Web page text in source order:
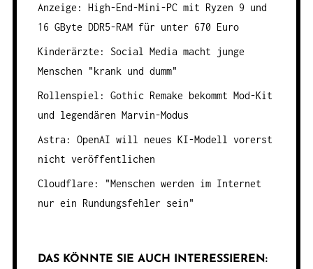
Anzeige: High-End-Mini-PC mit Ryzen 9 und
16 GByte DDR5-RAM für unter 670 Euro
Kinderärzte: Social Media macht junge
Menschen "krank und dumm"
Rollenspiel: Gothic Remake bekommt Mod-Kit
und legendären Marvin-Modus
Astra: OpenAI will neues KI-Modell vorerst
nicht veröffentlichen
Cloudflare: "Menschen werden im Internet
nur ein Rundungsfehler sein"
DAS KÖNNTE SIE AUCH INTERESSIEREN: